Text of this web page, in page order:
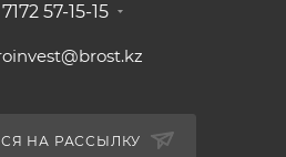
57-15-15
НА РАССЫЛКУ